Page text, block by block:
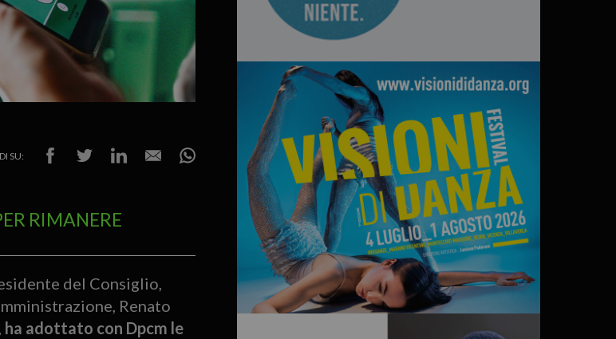
SU:
RIMANERE
del Consiglio,
Renato
ha adottato con Dpcm le